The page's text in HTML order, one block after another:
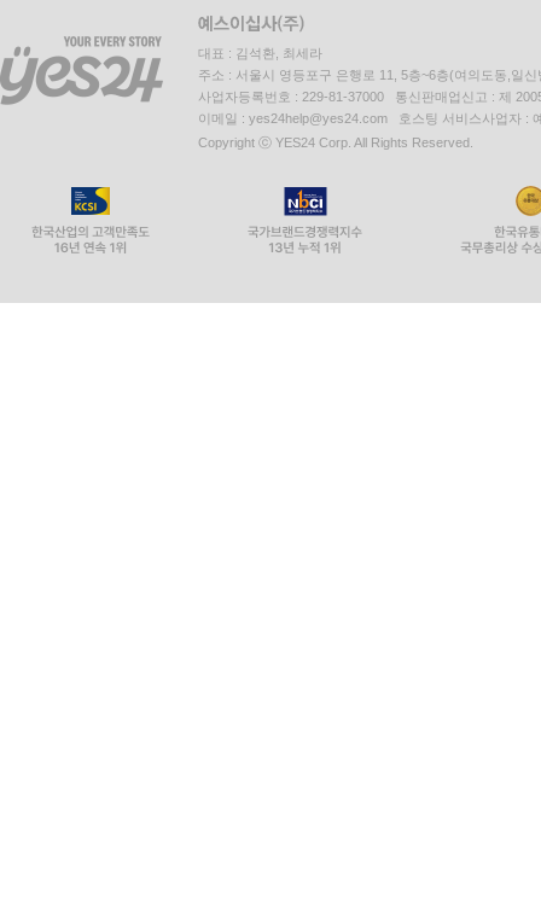
대표 : 김석환, 최세라
주소 : 서울시 영등포구 은행로 11, 5층~6층(여의도동,일신
사업자등록번호 : 229-81-37000 통신판매업신고 : 제
이메일 : yes24help@yes24.com 호스팅 서비스사업자 :
Copyright ⓒ YES24 Corp. All Rights Reserved.